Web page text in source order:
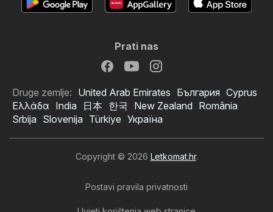
Prati nas
Druge zemlje: United Arab Emirates България Cyprus
Ελλάδα India 日本 한국 New Zealand România
Srbija Slovenija Türkiye Україна
Copyright © 2026 Letkomat.hr.
Postavi pravila privatnosti